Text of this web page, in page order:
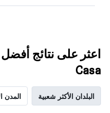
Casa
البلدان الأكثر شعبية المدن